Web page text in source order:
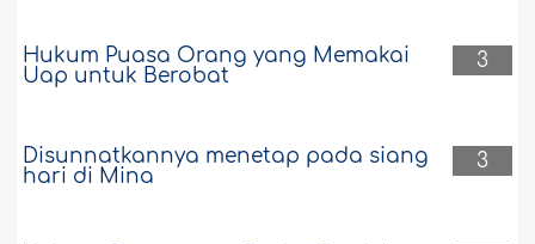
3
Hukum Puasa Orang yang Memakai
Uap untuk Berobat
3
Disunnatkannya menetap pada siang
hari di Mina